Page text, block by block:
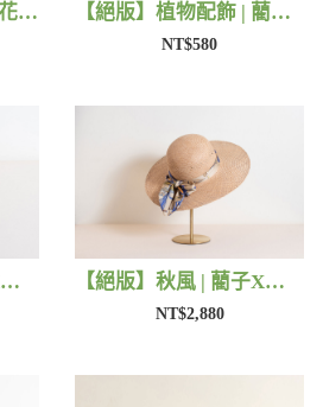
【絕版】苑裡的風/草花 | 藺子X片片 【絕版】植物配飾 | 藺子X法洛勒姆
NT$580
【絕版】每天 | 藺子X好煩小姐 【絕版】秋風 | 藺子X好煩小姐
NT$2,880